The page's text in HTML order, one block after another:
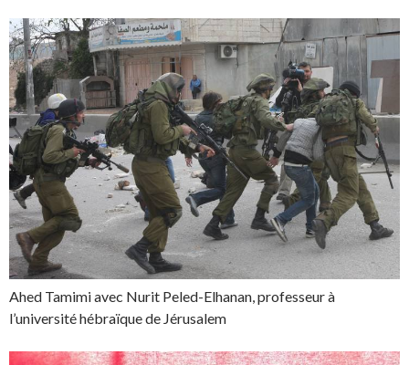
Ahed Tamimi avec Nurit Peled-Elhanan, professeur à
l’université hébraïque de Jérusalem